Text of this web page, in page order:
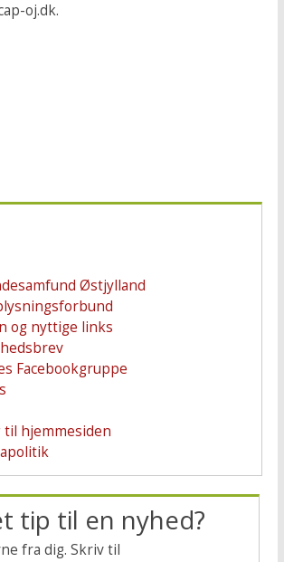
oj.dk.
Østjylland
og nyttige links
Facebookgruppe
til hjemmesiden
tip til en nyhed?
fra dig. Skriv til